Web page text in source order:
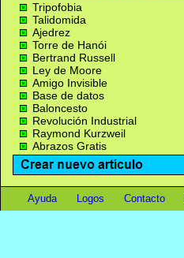
Tripofobia
Talidomida
Ajedrez
Torre de Hanói
Bertrand Russell
Ley de Moore
Amigo Invisible
Base de datos
Baloncesto
Revolución Industrial
Raymond Kurzweil
Abrazos Gratis
Ayuda Logos Contacto